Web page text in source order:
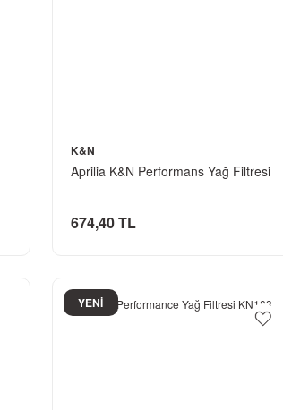
K&N
Aprilia K&N Performans Yağ Filtresi
674,40 TL
YENİ